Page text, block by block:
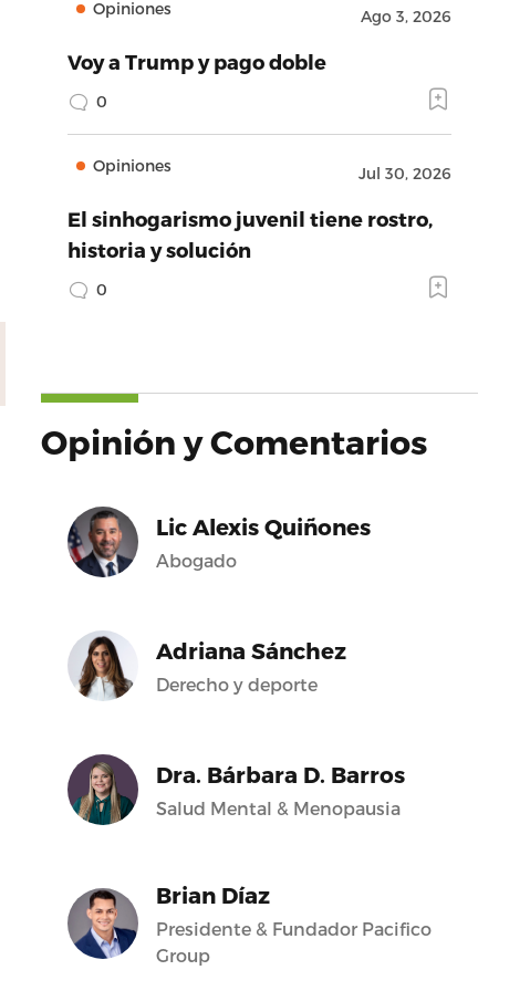
Opiniones Ago 3, 2026
Voy a Trump y pago doble
0
Opiniones Jul 30, 2026
El sinhogarismo juvenil tiene rostro,
historia y solución
0
Opinión y Comentarios
Lic Alexis Quiñones
Abogado
Adriana Sánchez
Derecho y deporte
Dra. Bárbara D. Barros
Salud Mental & Menopausia
Brian Díaz
Presidente & Fundador Pacifico
Group